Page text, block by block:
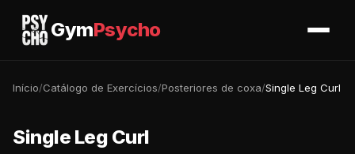
GymPsycho
Início/Catálogo de Exercícios/Posteriores de coxa/Single Leg Curl
Single Leg Curl